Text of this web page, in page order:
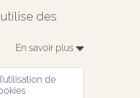
des
En savoir plus
de